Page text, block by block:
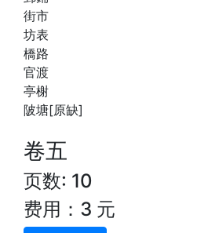
街市
坊表
橋路
官渡
亭榭
陂塘[原缺]
卷五
页数: 10
费用：3 元